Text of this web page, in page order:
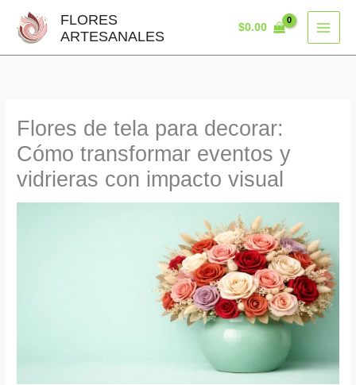
FLORES
ARTESANALES
$0.00
Flores de tela para decorar:
Cómo transformar eventos y
vidrieras con impacto visual